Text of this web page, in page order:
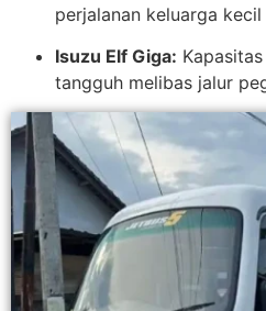
perjalanan keluarga
Isuzu Elf Giga:
tangguh melibas jalur